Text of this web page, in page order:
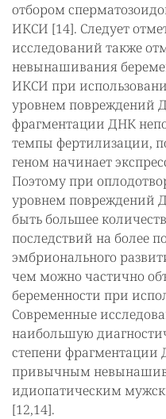
отбором
ИКСИ [14]. Следует
исследований также
невынашивания
ИКСИ при
уровнем повреждений
фрагментации ДНК
темпы фертилизации,
геном начинает
Поэтому при
уровнем повреждений
быть большее
последствий на более
эмбрионального
чем можно частично
беременности при
Современные
наибольшую
степени фрагментации
привычным
идиопатическим
[12,14].